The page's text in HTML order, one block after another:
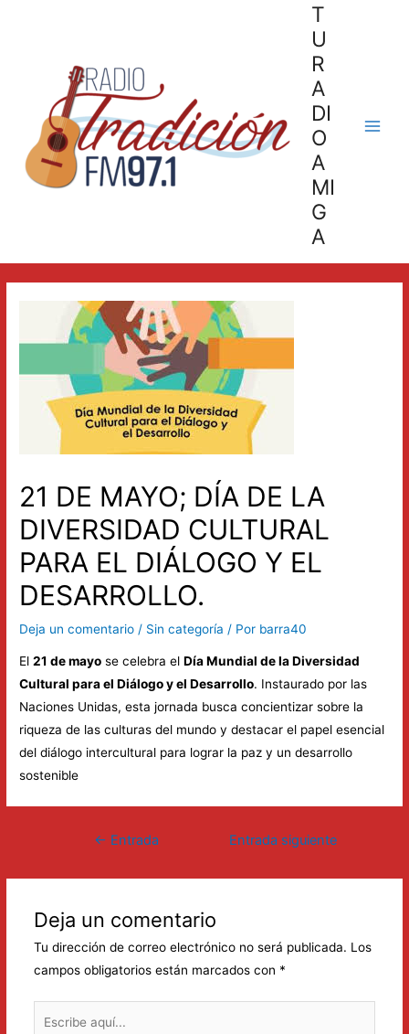
T
U
R
A
DI
O
A
MI
G
A
21 DE MAYO; DÍA DE LA
DIVERSIDAD CULTURAL
PARA EL DIÁLOGO Y EL
DESARROLLO.
Deja un comentario / Sin categoría / Por barra40
El21 de mayo se celebra elDía Mundial de la Diversidad
Cultural para el Diálogo y el Desarrollo. Instaurado por las
Naciones Unidas, esta jornada busca concientizar sobre la
riqueza de las culturas del mundo y destacar el papel esencial
del diálogo intercultural para lograr la paz y un desarrollo
sostenible
Navegación
entradas
← Entrada
Entrada siguiente
Deja un comentario
Tu dirección de correo electrónico no será publicada. Los
campos obligatorios están marcados con *